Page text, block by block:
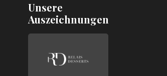
Unsere
Auszeichnungen